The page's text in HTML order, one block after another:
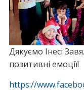
Дякуємо Інесі
позитивні емоції!
https://